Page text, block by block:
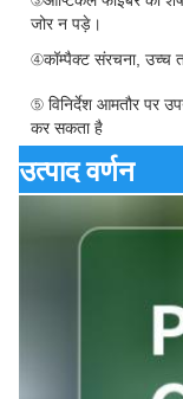
जोर न पड़े।
④कॉम्पैक्ट संरचना, उच्च
⑤ विनिर्देश आमतौर पर
कर सकता है
उत्पाद वर्णन